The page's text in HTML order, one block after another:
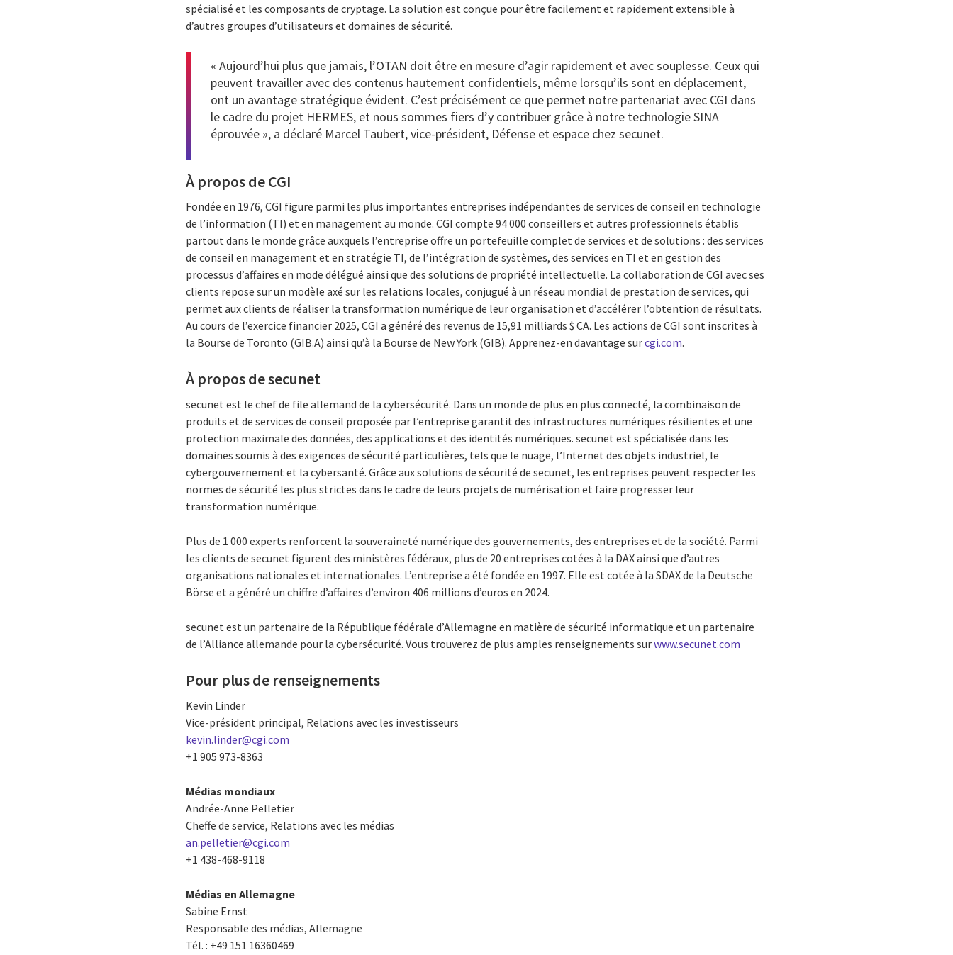
spécialisé et les composants de cryptage. La solution est conçue pour être facilement et rapidement extensible à
d’autres groupes d’utilisateurs et domaines de sécurité.
« Aujourd’hui plus que jamais, l’OTAN doit être en mesure d’agir rapidement et avec souplesse. Ceux qui
peuvent travailler avec des contenus hautement confidentiels, même lorsqu’ils sont en déplacement,
ont un avantage stratégique évident. C’est précisément ce que permet notre partenariat avec CGI dans
le cadre du projet HERMES, et nous sommes fiers d’y contribuer grâce à notre technologie SINA
éprouvée », a déclaré Marcel Taubert, vice-président, Défense et espace chez secunet.
À propos de CGI
Fondée en 1976, CGI figure parmi les plus importantes entreprises indépendantes de services de conseil en technologie
de l’information (TI) et en management au monde. CGI compte 94 000 conseillers et autres professionnels établis
partout dans le monde grâce auxquels l’entreprise offre un portefeuille complet de services et de solutions : des services
de conseil en management et en stratégie TI, de l’intégration de systèmes, des services en TI et en gestion des
processus d’affaires en mode délégué ainsi que des solutions de propriété intellectuelle. La collaboration de CGI avec ses
clients repose sur un modèle axé sur les relations locales, conjugué à un réseau mondial de prestation de services, qui
permet aux clients de réaliser la transformation numérique de leur organisation et d’accélérer l’obtention de résultats.
Au cours de l’exercice financier 2025, CGI a généré des revenus de 15,91 milliards $ CA. Les actions de CGI sont inscrites à
la Bourse de Toronto (GIB.A) ainsi qu’à la Bourse de New York (GIB). Apprenez-en davantage surcgi.com.
À propos de secunet
secunet est le chef de file allemand de la cybersécurité. Dans un monde de plus en plus connecté, la combinaison de
produits et de services de conseil proposée par l’entreprise garantit des infrastructures numériques résilientes et une
protection maximale des données, des applications et des identités numériques. secunet est spécialisée dans les
domaines soumis à des exigences de sécurité particulières, tels que le nuage, l’Internet des objets industriel, le
cybergouvernement et la cybersanté. Grâce aux solutions de sécurité de secunet, les entreprises peuvent respecter les
normes de sécurité les plus strictes dans le cadre de leurs projets de numérisation et faire progresser leur
transformation numérique.
Plus de 1 000 experts renforcent la souveraineté numérique des gouvernements, des entreprises et de la société. Parmi
les clients de secunet figurent des ministères fédéraux, plus de 20 entreprises cotées à la DAX ainsi que d’autres
organisations nationales et internationales. L’entreprise a été fondée en 1997. Elle est cotée à la SDAX de la Deutsche
Börse et a généré un chiffre d’affaires d’environ 406 millions d’euros en 2024.
secunet est un partenaire de la République fédérale d’Allemagne en matière de sécurité informatique et un partenaire
de l’Alliance allemande pour la cybersécurité. Vous trouverez de plus amples renseignements surwww.secunet.com
Pour plus de renseignements
Kevin Linder
Vice-président principal, Relations avec les investisseurs
kevin.linder@cgi.com
+1 905 973-8363
Médias mondiaux
Andrée-Anne Pelletier
Cheffe de service, Relations avec les médias
an.pelletier@cgi.com
+1 438-468-9118
Médias en Allemagne
Sabine Ernst
Responsable des médias, Allemagne
Tél. : +49 151 16360469